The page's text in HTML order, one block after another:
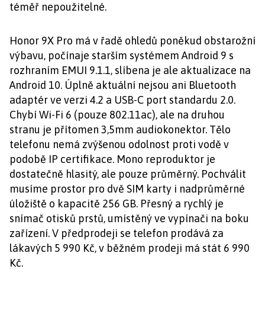
téměř nepoužitelné.
Honor 9X Pro má v řadě ohledů poněkud obstarožní
výbavu, počínaje starším systémem Android 9 s
rozhraním EMUI 9.1.1, slíbena je ale aktualizace na
Android 10. Úplně aktuální nejsou ani Bluetooth
adaptér ve verzi 4.2 a USB-C port standardu 2.0.
Chybí Wi-Fi 6 (pouze 802.11ac), ale na druhou
stranu je přítomen 3,5mm audiokonektor. Tělo
telefonu nemá zvýšenou odolnost proti vodě v
podobě IP certifikace. Mono reproduktor je
dostatečně hlasitý, ale pouze průměrný. Pochválit
musíme prostor pro dvě SIM karty i nadprůměrné
úložiště o kapacitě 256 GB. Přesný a rychlý je
snímač otisků prstů, umístěný ve vypínači na boku
zařízení. V předprodeji se telefon prodává za
lákavých 5 990 Kč, v běžném prodeji má stát 6 990
Kč.